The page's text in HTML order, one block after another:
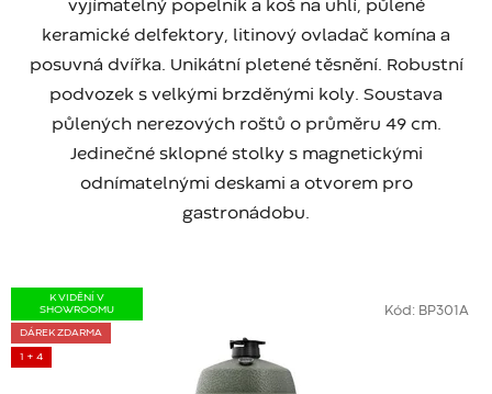
vyjímatelný popelník a koš na uhlí, půlené
keramické delfektory, litinový ovladač komína a
posuvná dvířka. Unikátní pletené těsnění. Robustní
podvozek s velkými brzděnými koly. Soustava
půlených nerezových roštů o průměru 49 cm.
Jedinečné sklopné stolky s magnetickými
odnímatelnými deskami a otvorem pro
gastronádobu.
K VIDĚNÍ V
SHOWROOMU
DÁREK ZDARMA
1 + 4
Kód: BP301A